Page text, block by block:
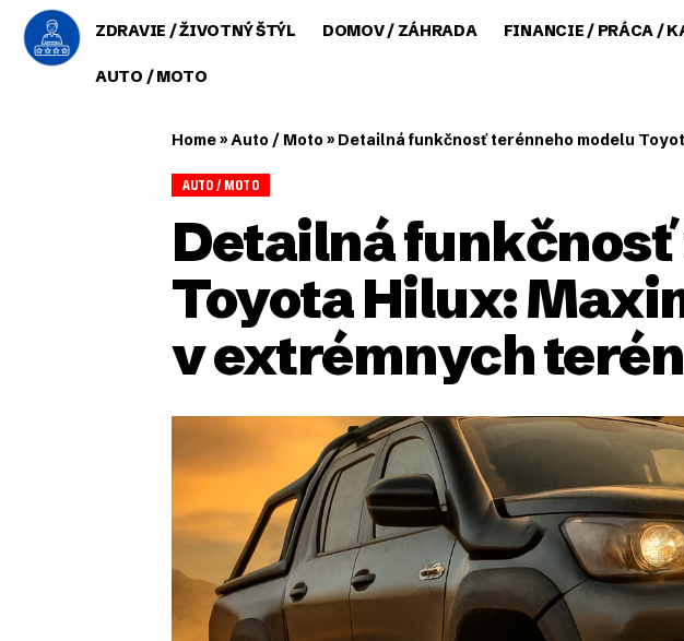
ZDRAVIE / ŽIVOTNÝ ŠTÝL DOMOV / ZÁHRADA FINANCIE / PRÁCA /
AUTO / MOTO
Home»Auto / Moto » Detailná funkčnosť terénneho modelu
AUTO / MOTO
Detailná
Toyota Hilux:
v extrémnych